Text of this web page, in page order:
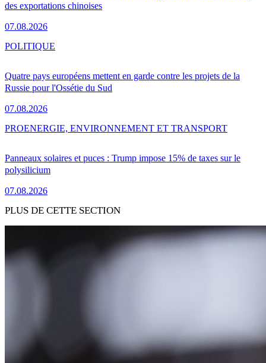
des exportations chinoises
07.08.2026
Quatre pays européens mettent en garde contre les projets de la
Russie pour l'Ossétie du Sud
07.08.2026
POLITIQUE
Panneaux solaires et puces : Trump impose 15% de taxes sur le
polysilicium
07.08.2026
PROENERGIE, ENVIRONNEMENT ET TRANSPORT
PLUS DE CETTE SECTION